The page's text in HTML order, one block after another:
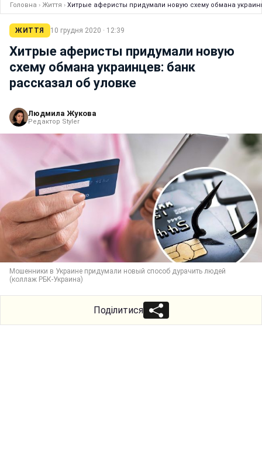
Головна › Життя › Хитрые аферисты придумали новую схему обмана
ЖИТТЯ 10 грудня 2020 · 12:39
Хитрые аферисты придумали новую
схему обмана украинцев: банк
рассказал об уловке
Людмила Жукова
Редактор Styler
Мошенники в Украине придумали новый способ дурачить людей
(коллаж РБК-Украина)
Поділитися